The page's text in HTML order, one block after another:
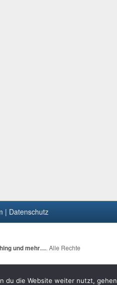
| Datenschutz
und mehr…. Alle Rechte
du die Website weiter nutzt,